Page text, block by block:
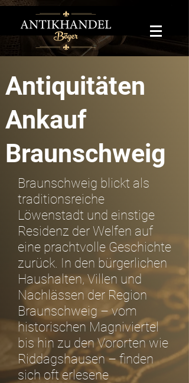
Antiquitäten
Ankauf
Braunschweig
Braunschweig blickt als
traditionsreiche
Löwenstadt und einstige
Residenz der Welfen auf
eine prachtvolle Geschichte
zurück. In den bürgerlichen
Haushalten, Villen und
Nachlässen der Region
Braunschweig – vom
historischen Magniviertel
bis hin zu den Vororten wie
Riddagshausen – finden
sich oft erlesene